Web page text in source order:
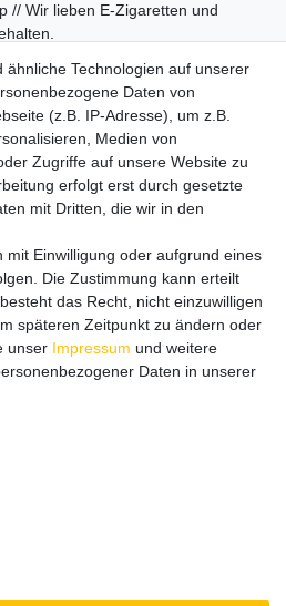
// Wir lieben E-Zigaretten und
wir telefonisch wegen hoher
nicht erreichbar sein sollten.
E-Mail mit Ihrer Telefonnummer
Bitte um Rückruf.
zurück.
in die folgenden Länder
(DE) ab 69 €
ähnliche Technologien auf unserer
Daten von
(z.B. IP-Adresse), um z.B.
Medien von
Zugriffe auf unsere Website zu
erfolgt erst durch gesetzte
mit Dritten, die wir in den
mit Einwilligung oder aufgrund eines
Die Zustimmung kann erteilt
das Recht, nicht einzuwilligen
späteren Zeitpunkt zu ändern oder
unser Impressum und weitere
Daten in unserer